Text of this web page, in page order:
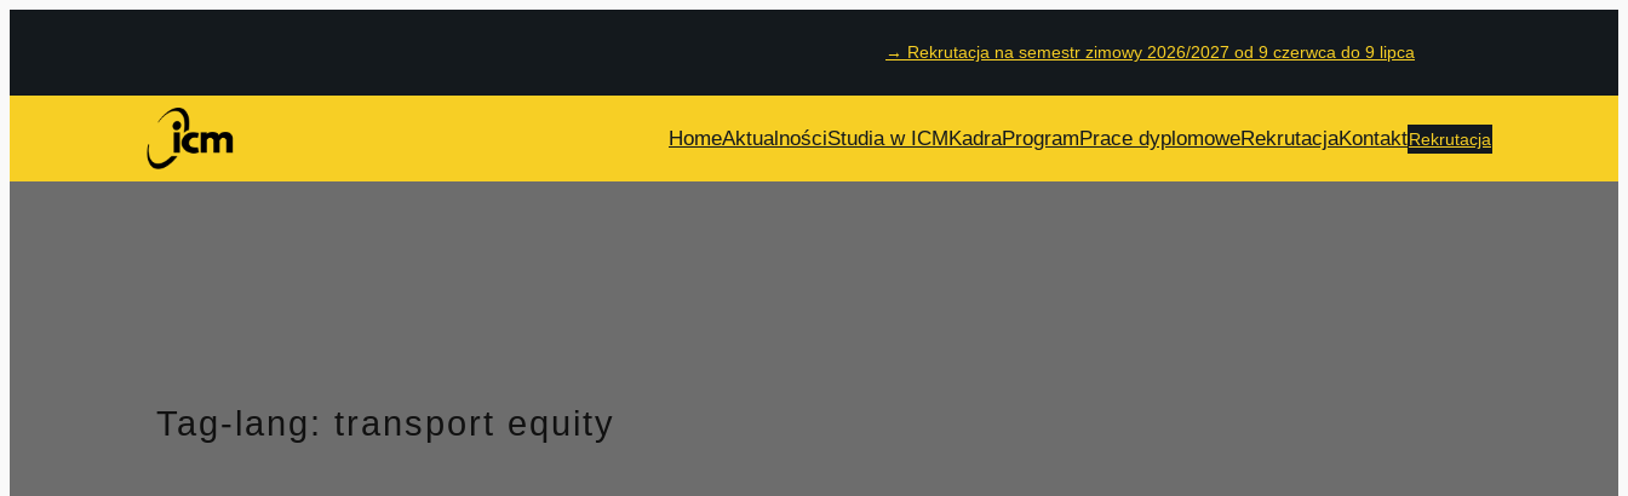
→ Rekrutacja na semestr zimowy 2026/2027 od 9 czerwca do 9 lipca
HomeAktualnościStudia w ICMKadraProgramPrace dyplomoweRekrutacjaKontaktRekrutacja
Tag-lang: transport equity